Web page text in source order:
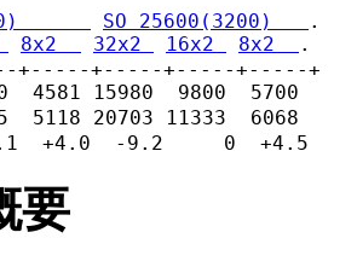
SO 25600(3200)
.
8x2 32x2 16x2 8x2
.
+-----+-----+-----+-----+
4581 15980  9800  5700
5118 20703 11333  6068
+4.0  -9.2     0  +4.5
要